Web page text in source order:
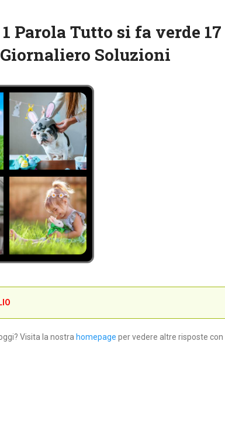
Parola Tutto si fa verde
Soluzioni
Visita la nostra homepage per vedere altre risposte